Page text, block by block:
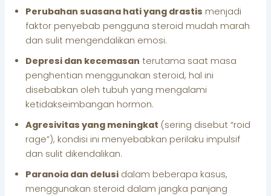
Perubahan suasana hati yang drastis menjadi
faktor penyebab pengguna steroid mudah marah
dan sulit mengendalikan emosi.
Depresi dan kecemasan terutama saat masa
penghentian menggunakan steroid, hal ini
disebabkan oleh tubuh yang mengalami
ketidakseimbangan hormon.
Agresivitas yang meningkat (sering disebut “roid
rage”), kondisi ini menyebabkan perilaku impulsif
dan sulit dikendalikan.
Paranoia dan delusi dalam beberapa kasus,
menggunakan steroid dalam jangka panjang